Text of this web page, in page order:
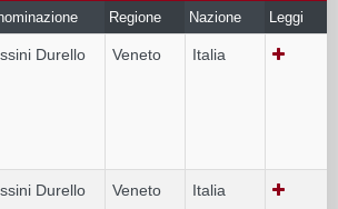
Regione Nazione Leggi
Durello Veneto Italia
Durello Veneto Italia